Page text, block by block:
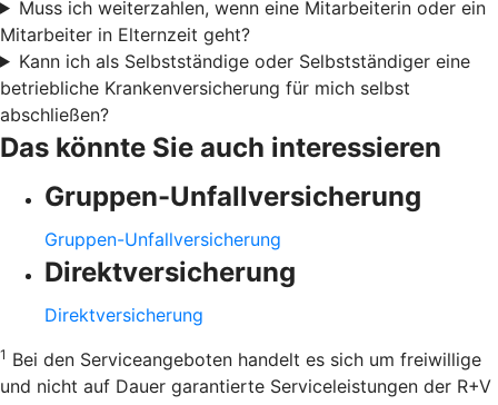
Muss ich weiterzahlen, wenn eine Mitarbeiterin oder ein
Mitarbeiter in Elternzeit geht?
Kann ich als Selbstständige oder Selbstständiger eine
betriebliche Krankenversicherung für mich selbst
abschließen?
Das könnte Sie auch interessieren
Gruppen-Unfallversicherung
Gruppen-Unfallversicherung
Direktversicherung
Direktversicherung
1 Bei den Serviceangeboten handelt es sich um freiwillige
und nicht auf Dauer garantierte Serviceleistungen der R+V